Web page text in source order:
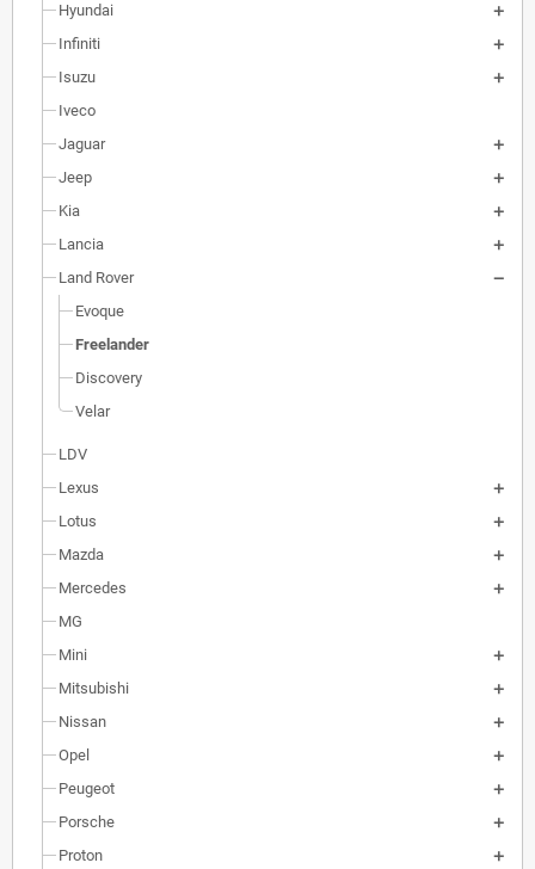
Hyundai
Infiniti
Isuzu
Iveco
Jaguar
Jeep
Kia
Lancia
Land Rover
Evoque
Freelander
Discovery
Velar
LDV
Lexus
Lotus
Mazda
Mercedes
MG
Mini
Mitsubishi
Nissan
Opel
Peugeot
Porsche
Proton